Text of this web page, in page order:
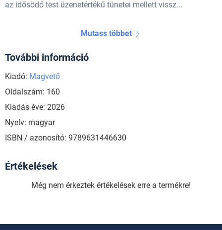
az idősödő test üzenetértékű tünetei mellett vissz...
Mutass többet
További információ
Kiadó: Magvető
Oldalszám: 160
Kiadás éve: 2026
Nyelv: magyar
ISBN / azonosító: 9789631446630
Értékelések
Még nem érkeztek értékelések erre a termékre!